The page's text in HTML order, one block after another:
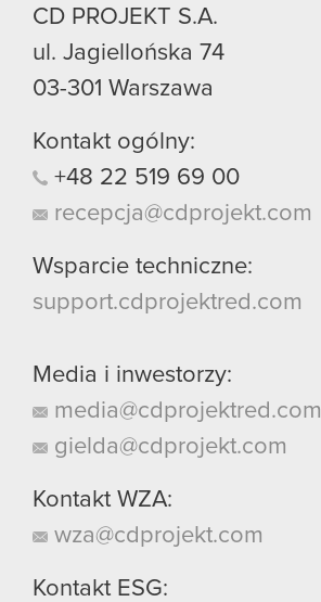
CD PROJEKT S.A.
ul. Jagiellońska 74
03-301 Warszawa
Kontakt ogólny:
+48 22 519 69 00
recepcja@cdprojekt.com
Wsparcie techniczne:
support.cdprojektred.com
Media i inwestorzy:
media@cdprojektred.com
gielda@cdprojekt.com
Kontakt WZA:
wza@cdprojekt.com
Kontakt ESG: